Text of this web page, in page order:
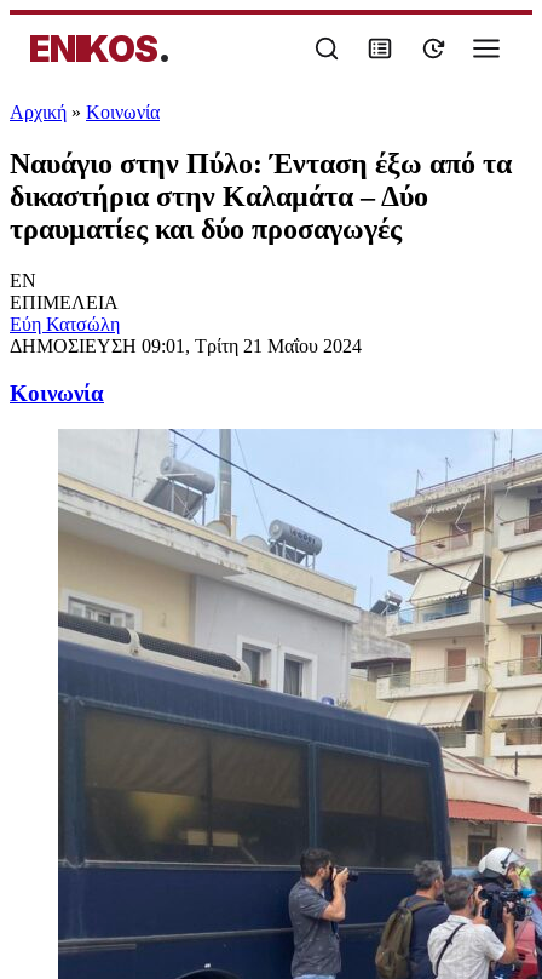
ENIKOS.
Αρχική » Κοινωνία
Ναυάγιο στην Πύλο: Ένταση έξω από τα
δικαστήρια στην Καλαμάτα – Δύο
τραυματίες και δύο προσαγωγές
EN
ΕΠΙΜΕΛΕΙΑ
Εύη Κατσώλη
ΔΗΜΟΣΙΕΥΣΗ 09:01, Τρίτη 21 Μαΐου 2024
Κοινωνία